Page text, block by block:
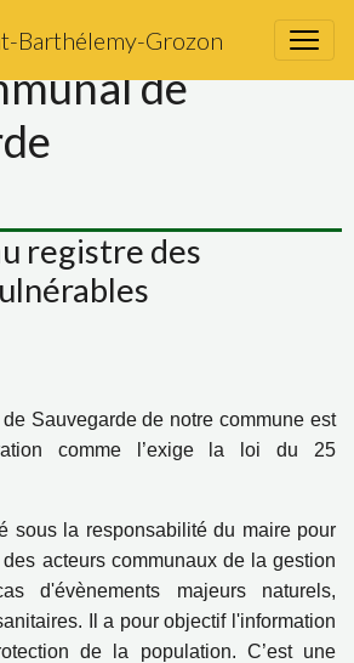
Barthélemy-Grozon
de
registre des
Sauvegarde de notre commune est
comme l’exige la loi du 25
sous la responsabilité du maire pour
acteurs communaux de la gestion
d'évènements majeurs naturels,
Il a pour objectif l'information
de la population. C’est une